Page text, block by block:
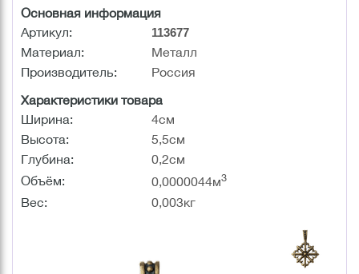
Основная информация
Артикул:
113677
Материал:
Металл
Производитель:
Россия
Характеристики товара
Ширина:
4см
Высота:
5,5см
Глубина:
0,2см
Объём:
0,0000044м3
Вес: 0,003кг